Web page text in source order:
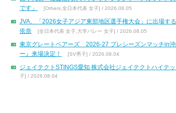
です」
[Others,全日本代表 女子] / 2026.08.05
JVA、「2026女子アジア東部地区選手権大会」に出場す
依奈
[全日本代表 女子,大学バレー 女子] / 2026.08.05
東京グレートベアーズ 2026-27 プレシーズンマッチin
ー』来場決定！
[SV男子] / 2026.08.04
ジェイテクトSTINGS愛知 株式会社ジェイテクトハイテ
子] / 2026.08.04